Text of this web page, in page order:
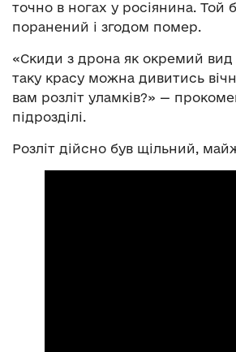
точно в ногах у росіянина. Той
поранений і згодом помер.
«Скиди з дрона як окремий
таку красу можна дивитись
вам розліт уламків?» —
підрозділі.
Розліт дійсно був щільний,